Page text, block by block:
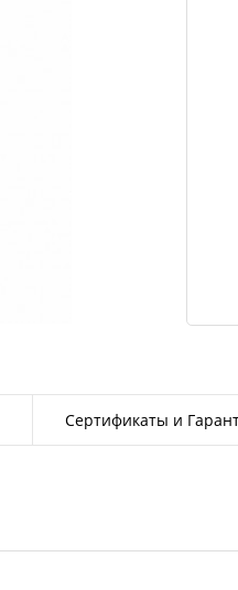
Сертификаты и